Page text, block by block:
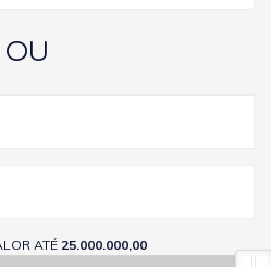
OU
ATÉ 25.000.000,00